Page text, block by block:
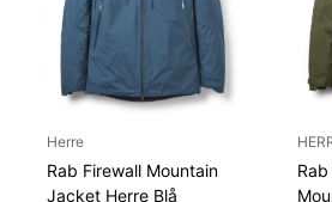
Herre
Rab Firewall Mountain
Jacket Herre Blå